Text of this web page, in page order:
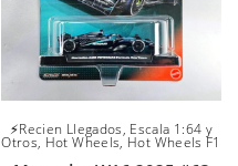
⚡Recien Llegados, Escala 1:64 y
Otros, Hot Wheels, Hot Wheels F1